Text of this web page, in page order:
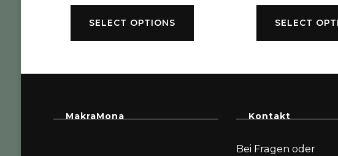
SELECT OPTIONS SELECT
MakraMona Kontakt
Bei Fragen oder